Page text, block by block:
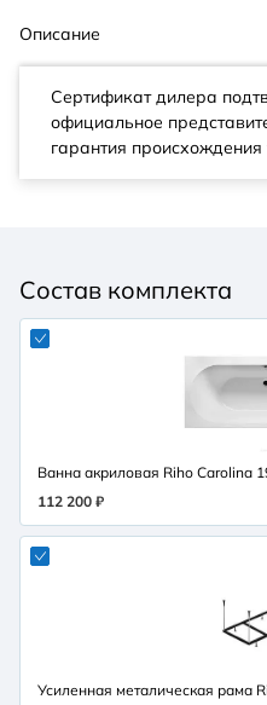
Описание
Сертификат дилера
официальное
гарантия
Состав комплекта
Ванна акриловая Riho Carolina
112 200 ₽
Усиленная металическая рама